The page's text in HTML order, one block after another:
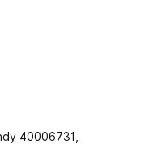
40006731,